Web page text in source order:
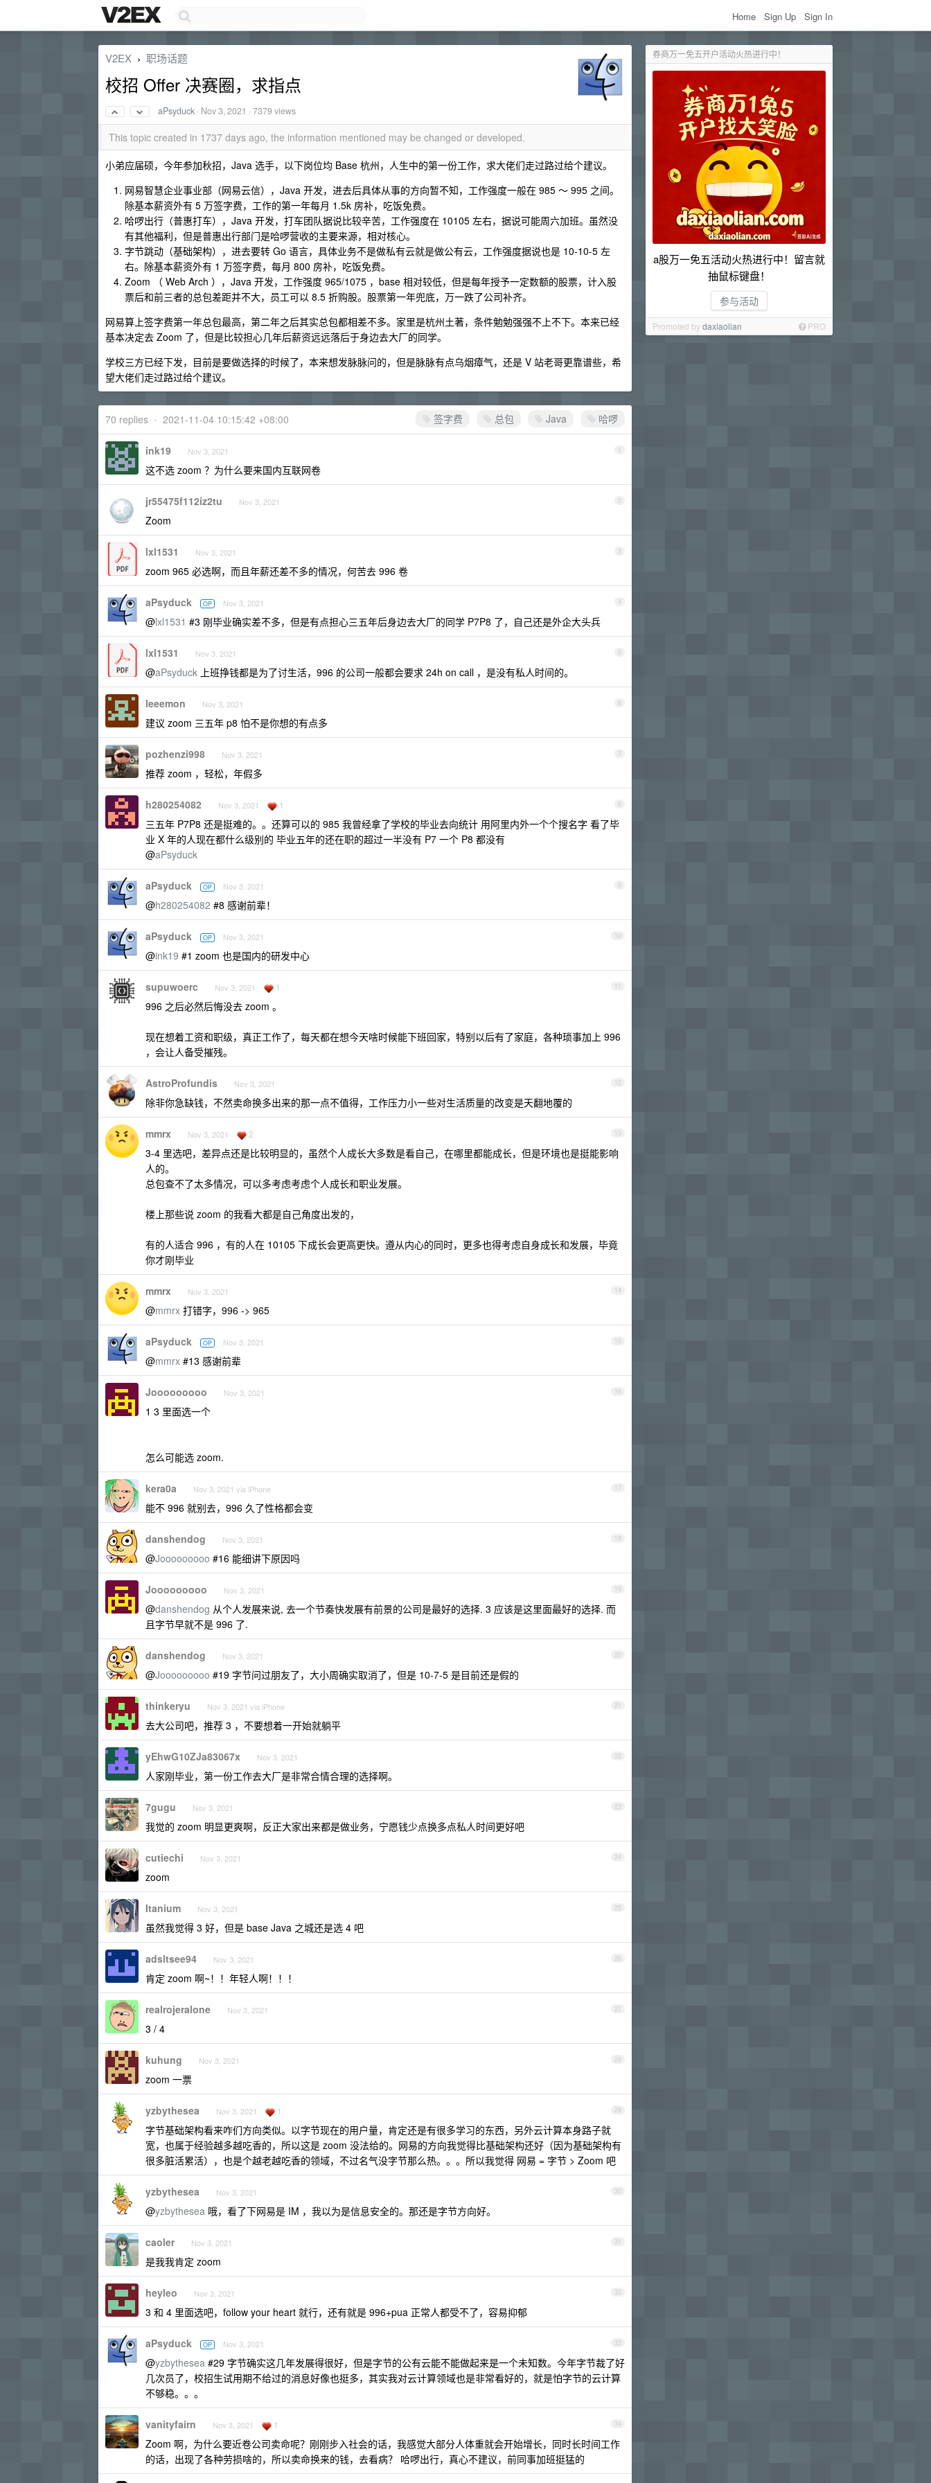
Home Sign Up Sign In
券商万一免五开户活动火热进行中！
a股万一免五活动火热进行中！留言就
抽鼠标键盘！
参与活动
Promoted bydaxiaolian PRO
V2EX › 职场话题
校招 Offer 决赛圈，求指点
aPsyduck · Nov 3, 2021 · 7379 views
This topic created in 1737 days ago, the information mentioned may be changed or developed.
小弟应届硕，今年参加秋招，Java 选手，以下岗位均 Base 杭州，人生中的第一份工作，求大佬们走过路过给个建议。
网易智慧企业事业部（网易云信），Java 开发，进去后具体从事的方向暂不知，工作强度一般在 985 ～ 995 之间。
除基本薪资外有 5 万签字费，工作的第一年每月 1.5k 房补，吃饭免费。
哈啰出行（普惠打车），Java 开发，打车团队据说比较辛苦，工作强度在 10105 左右，据说可能周六加班。虽然没
有其他福利，但是普惠出行部门是哈啰营收的主要来源，相对核心。
字节跳动（基础架构），进去要转 Go 语言，具体业务不是做私有云就是做公有云，工作强度据说也是 10-10-5 左
右。除基本薪资外有 1 万签字费，每月 800 房补，吃饭免费。
Zoom （ Web Arch ），Java 开发，工作强度 965/1075 ，base 相对较低，但是每年授予一定数额的股票，计入股
票后和前三者的总包差距并不大，员工可以 8.5 折购股。股票第一年兜底，万一跌了公司补齐。
网易算上签字费第一年总包最高，第二年之后其实总包都相差不多。家里是杭州土著，条件勉勉强强不上不下。本来已经
基本决定去 Zoom 了，但是比较担心几年后薪资远远落后于身边去大厂的同学。
学校三方已经下发，目前是要做选择的时候了，本来想发脉脉问的，但是脉脉有点乌烟瘴气，还是 V 站老哥更靠谱些，希
望大佬们走过路过给个建议。
签字费 总包 Java 哈啰
70 replies • 2021-11-04 10:15:42 +08:00
1
ink19 Nov 3, 2021
这不选 zoom ？为什么要来国内互联网卷
2
jr55475f112iz2tu Nov 3, 2021
Zoom
3
lxl1531 Nov 3, 2021
zoom 965 必选啊，而且年薪还差不多的情况，何苦去 996 卷
4
aPsyduck OP Nov 3, 2021
@lxl1531 #3 刚毕业确实差不多，但是有点担心三五年后身边去大厂的同学 P7P8 了，自己还是外企大头兵
5
lxl1531 Nov 3, 2021
@aPsyduck 上班挣钱都是为了讨生活，996 的公司一般都会要求 24h on call ，是没有私人时间的。
6
leeemon Nov 3, 2021
建议 zoom 三五年 p8 怕不是你想的有点多
7
pozhenzi998 Nov 3, 2021
推荐 zoom ，轻松，年假多
8
h280254082 Nov 3, 2021 1
三五年 P7P8 还是挺难的。。还算可以的 985 我曾经拿了学校的毕业去向统计 用阿里内外一个个搜名字 看了毕
业 X 年的人现在都什么级别的 毕业五年的还在职的超过一半没有 P7 一个 P8 都没有
@aPsyduck
9
aPsyduck OP Nov 3, 2021
@h280254082 #8 感谢前辈！
10
aPsyduck OP Nov 3, 2021
@ink19 #1 zoom 也是国内的研发中心
11
supuwoerc Nov 3, 2021 1
996 之后必然后悔没去 zoom 。
现在想着工资和职级，真正工作了，每天都在想今天啥时候能下班回家，特别以后有了家庭，各种琐事加上 996
，会让人备受摧残。
12
AstroProfundis Nov 3, 2021
除非你急缺钱，不然卖命换多出来的那一点不值得，工作压力小一些对生活质量的改变是天翻地覆的
13
mmrx Nov 3, 2021 2
3-4 里选吧，差异点还是比较明显的，虽然个人成长大多数是看自己，在哪里都能成长，但是环境也是挺能影响
人的。
总包查不了太多情况，可以多考虑考虑个人成长和职业发展。
楼上那些说 zoom 的我看大都是自己角度出发的，
有的人适合 996 ，有的人在 10105 下成长会更高更快。遵从内心的同时，更多也得考虑自身成长和发展，毕竟
你才刚毕业
14
mmrx Nov 3, 2021
@mmrx 打错字，996 -> 965
15
aPsyduck OP Nov 3, 2021
@mmrx #13 感谢前辈
16
Jooooooooo Nov 3, 2021
1 3 里面选一个
怎么可能选 zoom.
17
kera0a Nov 3, 2021 via iPhone
能不 996 就别去，996 久了性格都会变
18
danshendog Nov 3, 2021
@Jooooooooo #16 能细讲下原因吗
19
Jooooooooo Nov 3, 2021
@danshendog 从个人发展来说, 去一个节奏快发展有前景的公司是最好的选择. 3 应该是这里面最好的选择. 而
且字节早就不是 996 了.
20
danshendog Nov 3, 2021
@Jooooooooo #19 字节问过朋友了，大小周确实取消了，但是 10-7-5 是目前还是假的
21
thinkeryu Nov 3, 2021 via iPhone
去大公司吧，推荐 3 ，不要想着一开始就躺平
22
yEhwG10ZJa83067x Nov 3, 2021
人家刚毕业，第一份工作去大厂是非常合情合理的选择啊。
23
7gugu Nov 3, 2021
我觉的 zoom 明显更爽啊，反正大家出来都是做业务，宁愿钱少点换多点私人时间更好吧
24
cutiechi Nov 3, 2021
zoom
25
Itanium Nov 3, 2021
虽然我觉得 3 好，但是 base Java 之城还是选 4 吧
26
adsltsee94 Nov 3, 2021
肯定 zoom 啊~！！年轻人啊！！！
27
realrojeralone Nov 3, 2021
3 / 4
28
kuhung Nov 3, 2021
zoom 一票
29
yzbythesea Nov 3, 2021 1
字节基础架构看来咋们方向类似。以字节现在的用户量，肯定还是有很多学习的东西，另外云计算本身路子就
宽，也属于经验越多越吃香的，所以这是 zoom 没法给的。网易的方向我觉得比基础架构还好（因为基础架构有
很多脏活累活），也是个越老越吃香的领域，不过名气没字节那么热。。。所以我觉得 网易 = 字节 > Zoom 吧
30
yzbythesea Nov 3, 2021
@yzbythesea 哦，看了下网易是 IM ，我以为是信息安全的。那还是字节方向好。
31
caoler Nov 3, 2021
是我我肯定 zoom
32
heyleo Nov 3, 2021
3 和 4 里面选吧，follow your heart 就行，还有就是 996+pua 正常人都受不了，容易抑郁
33
aPsyduck OP Nov 3, 2021
@yzbythesea #29 字节确实这几年发展得很好，但是字节的公有云能不能做起来是一个未知数。今年字节裁了好
几次员了，校招生试用期不给过的消息好像也挺多，其实我对云计算领域也是非常看好的，就是怕字节的云计算
不够稳。。。
34
vanityfairn Nov 3, 2021 1
Zoom 啊，为什么要近卷公司卖命呢？刚刚步入社会的话，我感觉大部分人体重就会开始增长，同时长时间工作
的话，出现了各种劳损啥的，所以卖命换来的钱，去看病？ 哈啰出行，真心不建议，前同事加班挺猛的